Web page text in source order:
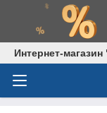
Интернет-